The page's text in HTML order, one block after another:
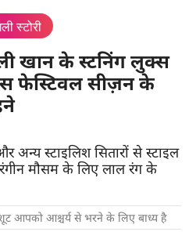
स्टोरी
खान के स्टनिंग लुक्स
फेस्टिवल सीज़न के
अन्य स्टाइलिश सितारों से स्टाइल
मौसम के लिए लाल रंग के
आपको आश्चर्य से भरने के लिए बाध्य है